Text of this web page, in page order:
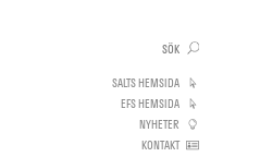
SALTS HEMSIDA
EFS HEMSIDA
NYHETER
KONTAKT